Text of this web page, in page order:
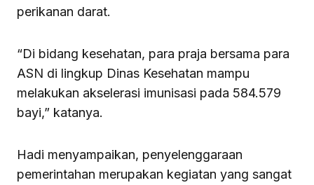
perikanan darat.
“Di bidang kesehatan, para praja bersama para
ASN di lingkup Dinas Kesehatan mampu
melakukan akselerasi imunisasi pada 584.579
bayi,” katanya.
Hadi menyampaikan, penyelenggaraan
pemerintahan merupakan kegiatan yang sangat